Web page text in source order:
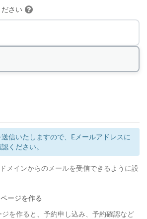
さい
信いたしますので、Eメールアドレスに
ください。
メインからのメールを受信できるように設
ージを作る
ジを作ると、予約申し込み、予約確認など